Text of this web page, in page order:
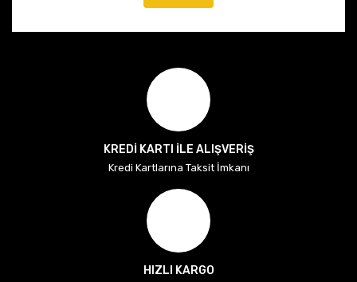
KREDİ KARTI İLE ALIŞVERİŞ
Kredi Kartlarına Taksit İmkanı
HIZLI KARGO